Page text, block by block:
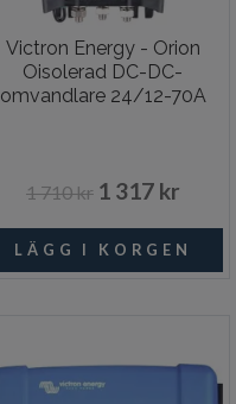
Victron Energy - Orion
Oisolerad DC-DC-
omvandlare 24/12-70A
1 710 kr 1 317 kr